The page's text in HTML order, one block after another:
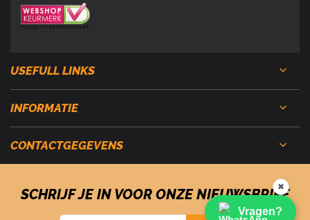
USEFULL LINKS
INFORMATIE
CONTACTGEGEVENS
SCHRIJF JE IN VOOR ONZE NIEUWSBRIEF
✖
Vragen?